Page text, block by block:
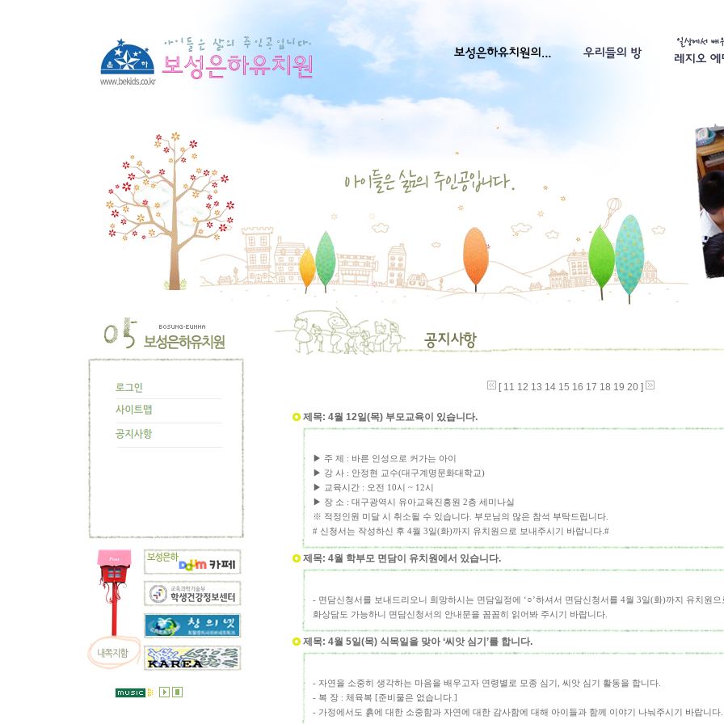
[ 11 12 13 14 15 16 17 18 19 20 ]
제목: 4월 12일(목) 부모교육이 있습니다.
▶ 주 제 : 바른 인성으로 커가는 아이
▶ 강 사 : 안정현 교수(대구계명문화대학교)
▶ 교육시간 : 오전 10시 ~ 12시
▶ 장 소 : 대구광역시 유아교육진흥원 2층 세미나실
※ 적정인원 미달 시 취소될 수 있습니다. 부모님의 많은 참석 부탁드립니다.
# 신청서는 작성하신 후 4월 3일(화)까지 유치원으로 보내주시기 바랍니다.#
제목: 4월 학부모 면담이 유치원에서 있습니다.
- 면담신청서를 보내드리오니 희망하시는 면담일정에 ‘○’하셔서 면담신청서를 4월 3일(화)까지 유치원
화상담도 가능하니 면담신청서의 안내문을 꼼꼼히 읽어봐 주시기 바랍니다.
제목: 4월 5일(목) 식목일을 맞아 ‘씨앗 심기’를 합니다.
- 자연을 소중히 생각하는 마음을 배우고자 연령별로 모종 심기, 씨앗 심기 활동을 합니다.
- 복 장 : 체육복 [준비물은 없습니다.]
- 가정에서도 흙에 대한 소중함과 자연에 대한 감사함에 대해 아이들과 함께 이야기 나눠주시기 바랍니다.